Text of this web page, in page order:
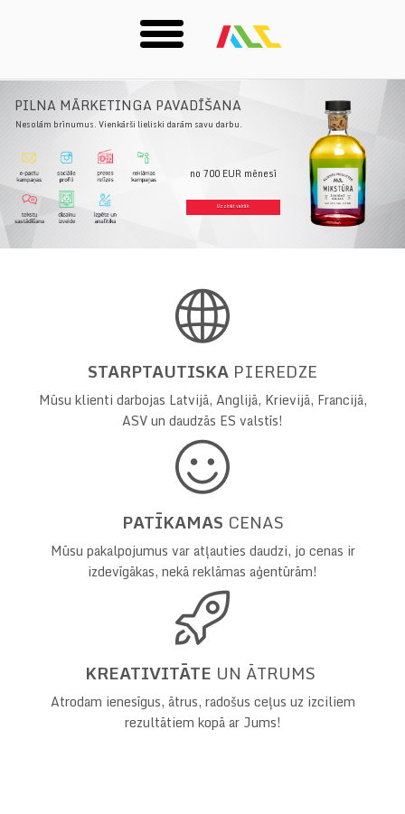
main
content
PILNA MĀRKETINGA PAVADĪŠANA
Nesolām brīnumus. Vienkārši lieliski darām savu darbu.
Uzzināt vairāk
no 700 EUR mēnesī
STARPTAUTISKA PIEREDZE
Mūsu klienti darbojas Latvijā, Anglijā, Krievijā, Francijā,
ASV un daudzās ES valstīs!
PATĪKAMAS CENAS
Mūsu pakalpojumus var atļauties daudzi, jo cenas ir
izdevīgākas, nekā reklāmas aģentūrām!
KREATIVITĀTE UN ĀTRUMS
Atrodam ienesīgus, ātrus, radošus ceļus uz izciliem
rezultātiem kopā ar Jums!